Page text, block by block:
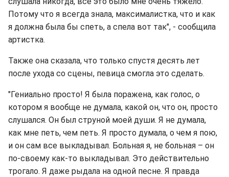
Потому что я всегда знала, максималистка, что и как
я должна была бы спеть, а спела вот так", - сообщила
артистка.
Также она сказала, что только спустя десять лет
после ухода со сцены, певица смогла это сделать.
"Гениально просто! Я была поражена, как голос, о
котором я вообще не думала, какой он, что он, просто
слушался. Он был струной моей души. Я не думала,
как мне петь, чем петь. Я просто думала, о чем я пою,
и он сам все выкладывал. Больная я, не больная – он
по-своему как-то выкладывал. Это действительно
трогало. Я даже рыдала на одной песне. Я правда